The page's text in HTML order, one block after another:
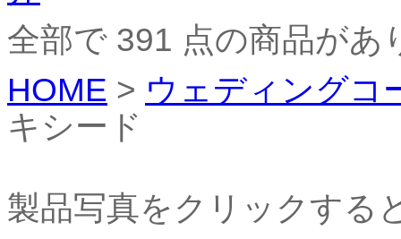
全部で 391 点の商品があ
HOME > ウェディングコ
キシード
製品写真をクリックする